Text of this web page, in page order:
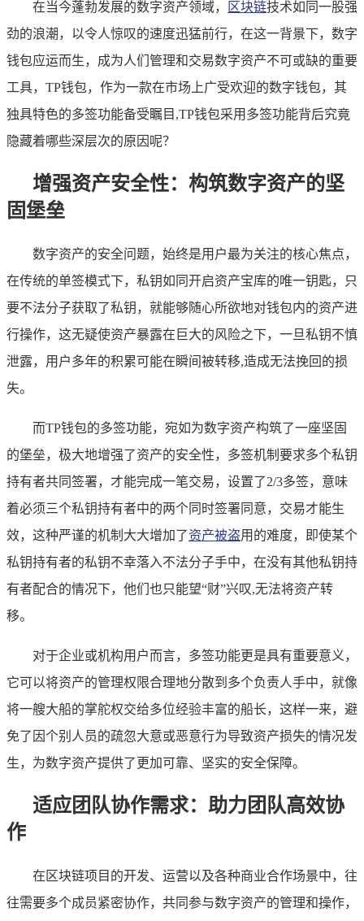
在当今蓬勃发展的数字资产领域， 区块链技术如同一股强
劲的浪潮，以令人惊叹的速度迅猛前行，在这一背景下，数字
钱包应运而生，成为人们管理和交易数字资产不可或缺的重要
工具，TP钱包，作为一款在市场上广受欢迎的数字钱包，其
独具特色的多签功能备受瞩目,TP钱包采用多签功能背后究竟
隐藏着哪些深层次的原因呢？
增强资产安全性：构筑数字资产的坚
固堡垒
数字资产的安全问题，始终是用户最为关注的核心焦点，
在传统的单签模式下，私钥如同开启资产宝库的唯一钥匙，只
要不法分子获取了私钥，就能够随心所欲地对钱包内的资产进
行操作，这无疑使资产暴露在巨大的风险之下，一旦私钥不慎
泄露，用户多年的积累可能在瞬间被转移,造成无法挽回的损
失。
而TP钱包的多签功能，宛如为数字资产构筑了一座坚固
的堡垒，极大地增强了资产的安全性，多签机制要求多个私钥
持有者共同签署，才能完成一笔交易，设置了2/3多签，意味
着必须三个私钥持有者中的两个同时签署同意，交易才能生
效，这种严谨的机制大大增加了资产被盗用的难度，即使某个
私钥持有者的私钥不幸落入不法分子手中，在没有其他私钥持
有者配合的情况下，他们也只能望“财”兴叹,无法将资产转
移。
对于企业或机构用户而言，多签功能更是具有重要意义，
它可以将资产的管理权限合理地分散到多个负责人手中，就像
将一艘大船的掌舵权交给多位经验丰富的船长，这样一来，避
免了因个别人员的疏忽大意或恶意行为导致资产损失的情况发
生，为数字资产提供了更加可靠、坚实的安全保障。
适应团队协作需求：助力团队高效协
作
在区块链项目的开发、运营以及各种商业合作场景中，往
往需要多个成员紧密协作，共同参与数字资产的管理和操作，